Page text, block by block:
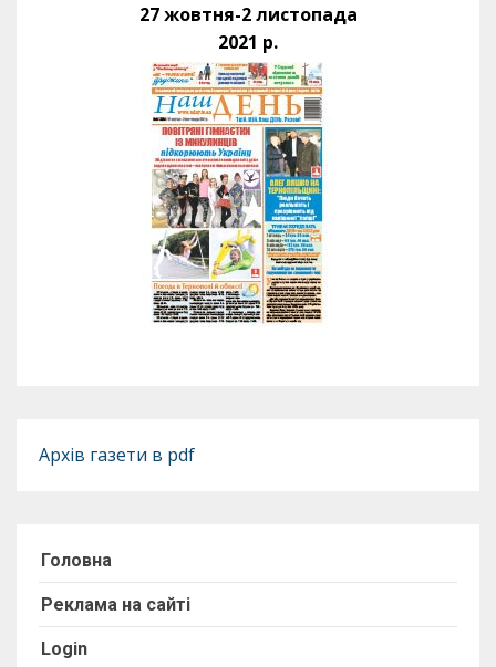
27 жовтня-2 листопада
2021 р.
Архів газети в pdf
Головна
Реклама на сайті
Login